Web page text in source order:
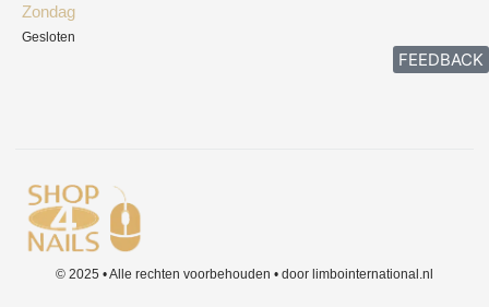
Zondag
Gesloten
© 2025 • Alle rechten voorbehouden • door limbointernational.nl
FEEDBACK